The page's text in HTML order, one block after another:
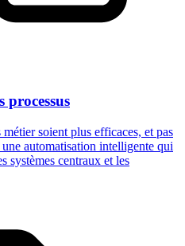
processus
soient plus efficaces, et pas
automatisation intelligente qui
systèmes centraux et les